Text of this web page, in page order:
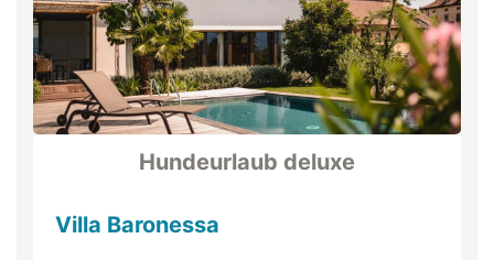
Hundeurlaub deluxe
Villa Baronessa